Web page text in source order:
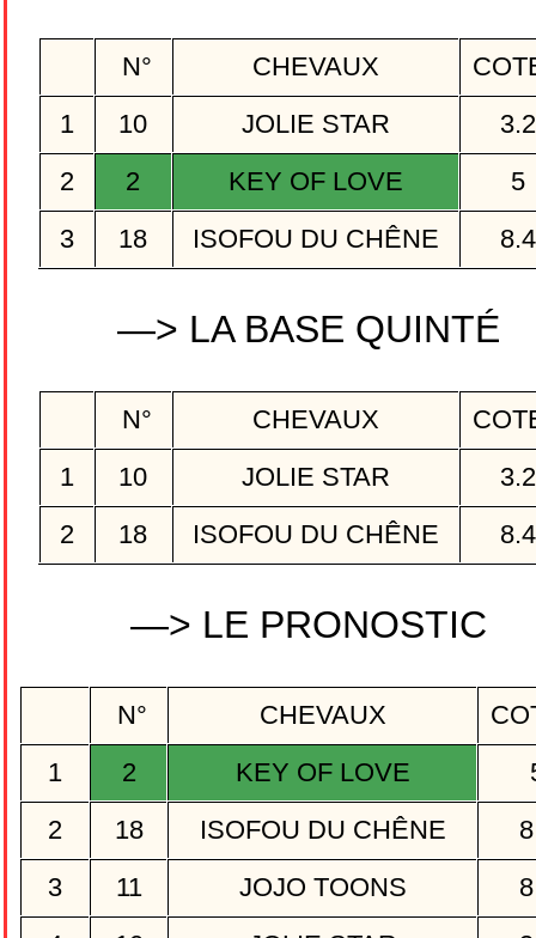
N° CHEVAUX
1
10 JOLIE STAR
2
2 KEY OF LOVE
5
3
18 ISOFOU DU CHÊNE
—> LA BASE QUINTÉ
N° CHEVAUX
1
10 JOLIE STAR
2
18 ISOFOU DU CHÊNE
—> LE PRONOSTIC
N° CHEVAUX
1
2 KEY OF LOVE
2
18 ISOFOU DU CHÊNE
3
11 JOJO TOONS